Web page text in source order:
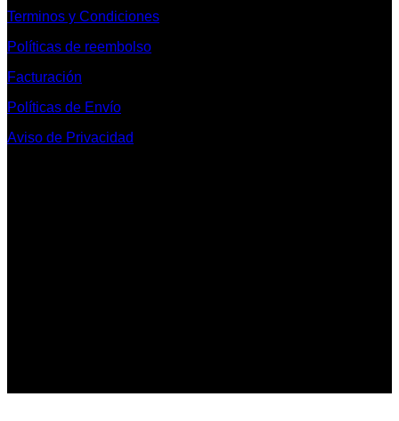
Terminos y Condiciones
Políticas de reembolso
Facturación
Políticas de Envío
Aviso de Privacidad